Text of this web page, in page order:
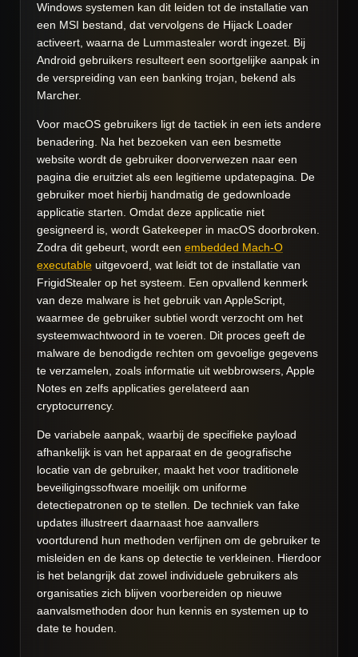
Windows systemen kan dit leiden tot de installatie van
een MSI bestand, dat vervolgens de Hijack Loader
activeert, waarna de Lummastealer wordt ingezet. Bij
Android gebruikers resulteert een soortgelijke aanpak in
de verspreiding van een banking trojan, bekend als
Marcher.
Voor macOS gebruikers ligt de tactiek in een iets andere
benadering. Na het bezoeken van een besmette
website wordt de gebruiker doorverwezen naar een
pagina die eruitziet als een legitieme updatepagina. De
gebruiker moet hierbij handmatig de gedownloade
applicatie starten. Omdat deze applicatie niet
gesigneerd is, wordt Gatekeeper in macOS doorbroken.
Zodra dit gebeurt, wordt een embedded Mach-O
executable uitgevoerd, wat leidt tot de installatie van
FrigidStealer op het systeem. Een opvallend kenmerk
van deze malware is het gebruik van AppleScript,
waarmee de gebruiker subtiel wordt verzocht om het
systeemwachtwoord in te voeren. Dit proces geeft de
malware de benodigde rechten om gevoelige gegevens
te verzamelen, zoals informatie uit webbrowsers, Apple
Notes en zelfs applicaties gerelateerd aan
cryptocurrency.
De variabele aanpak, waarbij de specifieke payload
afhankelijk is van het apparaat en de geografische
locatie van de gebruiker, maakt het voor traditionele
beveiligingssoftware moeilijk om uniforme
detectiepatronen op te stellen. De techniek van fake
updates illustreert daarnaast hoe aanvallers
voortdurend hun methoden verfijnen om de gebruiker te
misleiden en de kans op detectie te verkleinen. Hierdoor
is het belangrijk dat zowel individuele gebruikers als
organisaties zich blijven voorbereiden op nieuwe
aanvalsmethoden door hun kennis en systemen up to
date te houden.